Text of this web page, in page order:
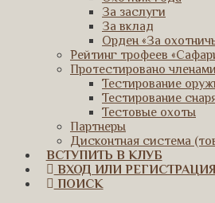
За заслуги
За вклад
Орден «За
Рейтинг трофеев
Протестировано
Тестирование
Тестирование
Тестовые охоты
Партнеры
Дисконтная система
ВСТУПИТЬ В КЛУБ
ВХОД ИЛИ
ПОИСК